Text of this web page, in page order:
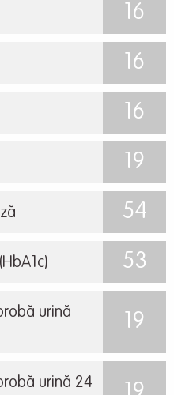
16
16
16
19
54
53
urină
19
urină 24